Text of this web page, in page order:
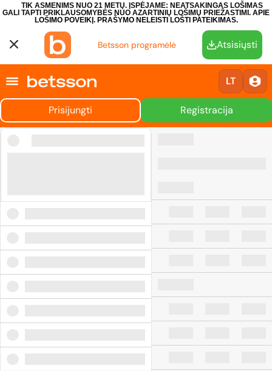
TIK ASMENIMS NUO 21 METŲ. ĮSPĖJAME: NEATSAKINGAS LOŠIMAS
GALI TAPTI PRIKLAUSOMYBĖS NUO AZARTINIŲ LOŠIMŲ PRIEŽASTIMI. APIE
LOŠIMO POVEIKĮ. PRAŠYMO NELEISTI LOŠTI PATEIKIMAS.
Betsson programėlė Atsisiųsti
LT
Prisijungti Registracija